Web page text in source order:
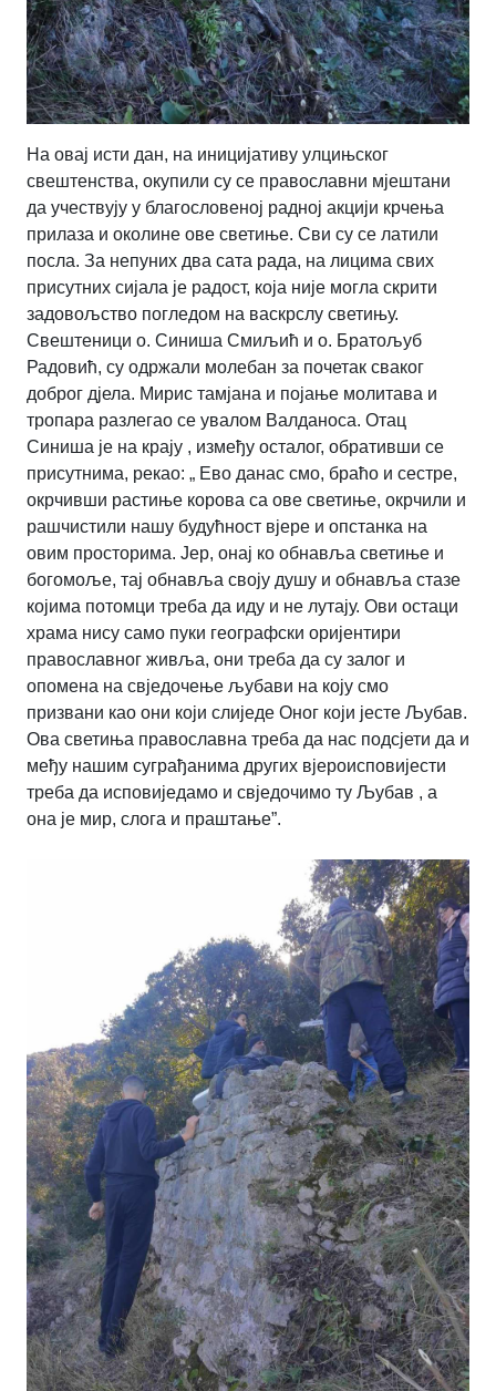
На овај исти дан, на иницијативу улцињског
свештенства, окупили су се православни мјештани
да учествују у благословеној радној акцији крчења
прилаза и околине ове светиње. Сви су се латили
посла. За непуних два сата рада, на лицима свих
присутних сијала је радост, која није могла скрити
задовољство погледом на васкрслу светињу.
Свештеници о. Синиша Смиљић и о. Братољуб
Радовић, су одржали молебан за почетак сваког
доброг дјела. Мирис тамјана и појање молитава и
тропара разлегао се увалом Валданоса. Отац
Синиша је на крају , између осталог, обративши се
присутнима, рекао: „ Ево данас смо, браћо и сестре,
окрчивши растиње корова са ове светиње, окрчили и
рашчистили нашу будућност вјере и опстанка на
овим просторима. Јер, онај ко обнавља светиње и
богомоље, тај обнавља своју душу и обнавља стазе
којима потомци треба да иду и не лутају. Ови остаци
храма нису само пуки географски оријентири
православног живља, они треба да су залог и
опомена на свједочење љубави на коју смо
призвани као они који слиједе Оног који јесте Љубав.
Ова светиња православна треба да нас подсјети да и
међу нашим суграђанима других вјероисповијести
треба да исповиједамо и свједочимо ту Љубав , а
она је мир, слога и праштање”.